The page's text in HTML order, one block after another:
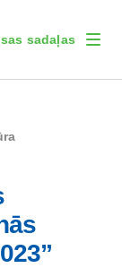
sadaļas